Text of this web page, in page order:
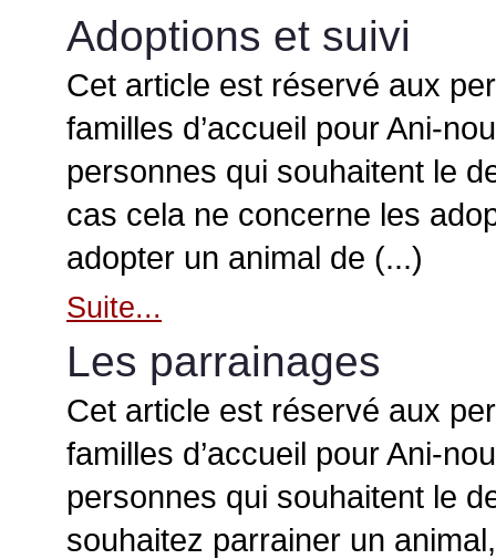
Adoptions et suivi
Cet article est réservé aux
familles d’accueil pour Ani-
personnes qui souhaitent le
cas cela ne concerne les
adopter un animal de (...)
Suite...
Les parrainages
Cet article est réservé aux
familles d’accueil pour Ani-
personnes qui souhaitent le
souhaitez parrainer un